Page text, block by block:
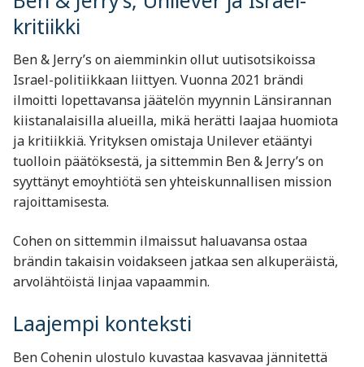
kritiikki
Ben & Jerry’s on aiemminkin ollut uutisotsikoissa
Israel-politiikkaan liittyen. Vuonna 2021 brändi
ilmoitti lopettavansa jäätelön myynnin Länsirannan
kiistanalaisilla alueilla, mikä herätti laajaa huomiota
ja kritiikkiä. Yrityksen omistaja Unilever etääntyi
tuolloin päätöksestä, ja sittemmin Ben & Jerry’s on
syyttänyt emoyhtiötä sen yhteiskunnallisen mission
rajoittamisesta.
Cohen on sittemmin ilmaissut haluavansa ostaa
brändin takaisin voidakseen jatkaa sen alkuperäistä,
arvolähtöistä linjaa vapaammin.
Laajempi konteksti
Ben Cohenin ulostulo kuvastaa kasvavaa jännitettä